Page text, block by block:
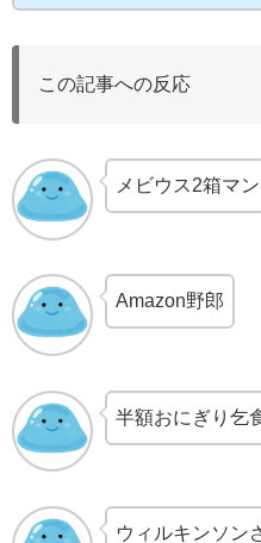
この記事への反応
メビウス2箱マン
Amazon野郎
半額おにぎり乞
ウィルキンソン